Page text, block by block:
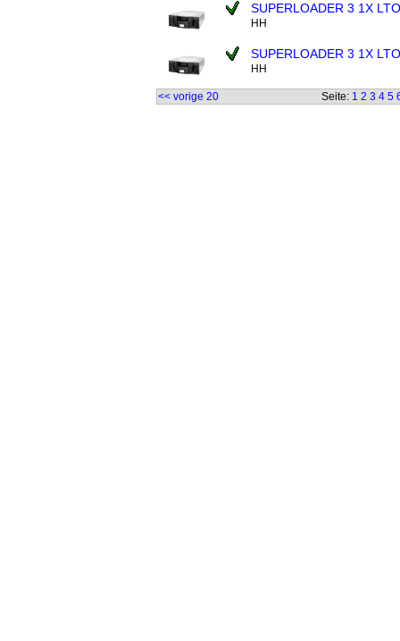
SUPERLOADER 3 1X
HH
SUPERLOADER 3 1X
HH
<< vorige 20 Seite: 1 2 3 4 5